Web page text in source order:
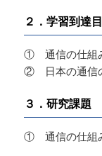
２．学習到達
① 通信の仕組
② 日本の通信
３．研究課題
① 通信の仕組み